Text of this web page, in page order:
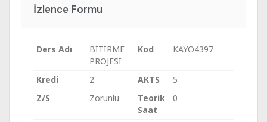
İzlence Formu
Ders Adı
BİTİRME
PROJESİ
Kod KAYO4397
Kredi 2 AKTS
5
Z/S
Zorunlu
Teorik
Saat
0